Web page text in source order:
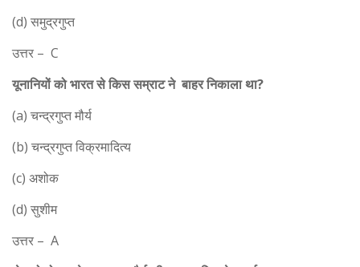
(d) समुद्रगुप्त
उत्तर – C
यूनानियों को भारत से किस सम्राट ने बाहर निकाला था?
(a) चन्द्रगुप्त मौर्य
(b) चन्द्रगुप्त विक्रमादित्य
(c) अशोक
(d) सुशीम
उत्तर – A